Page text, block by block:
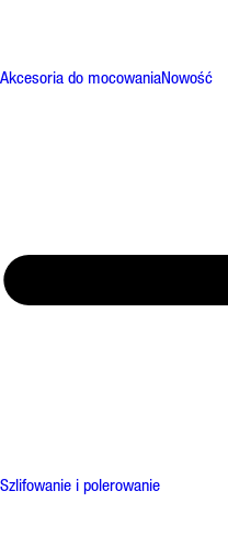
Akcesoria do mocowaniaNowość
Szlifowanie i polerowanie